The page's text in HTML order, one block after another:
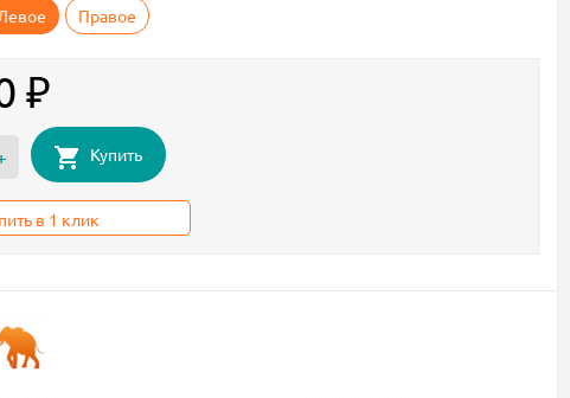
Правое
₽
Купить
в 1 клик